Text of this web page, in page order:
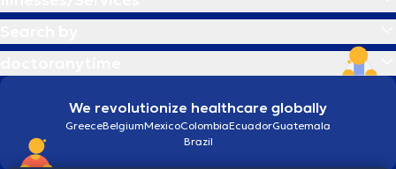
We revolutionize healthcare globally
GreeceBelgiumMexicoColombiaEcuadorGuatemala
Brazil